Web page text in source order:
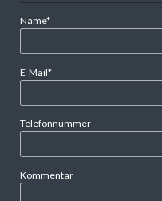
Pflichtfeld
Name*
Pflichtfeld
E-Mail*
Telefonnummer
Kommentar